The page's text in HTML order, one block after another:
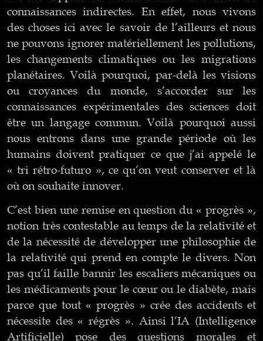
connaissances indirectes. En effet, nous vivons
des choses ici avec le savoir de l’ailleurs et nous
ne pouvons ignorer matériellement les pollutions,
les changements climatiques ou les migrations
planétaires. Voilà pourquoi, par-delà les visions
ou croyances du monde, s’accorder sur les
connaissances expérimentales des sciences doit
être un langage commun. Voilà pourquoi aussi
nous entrons dans une grande période où les
humains doivent pratiquer ce que j’ai appelé le
« tri rétro-futuro », ce qu’on veut conserver et là
où on souhaite innover.
C’est bien une remise en question du « progrès »,
notion très contestable au temps de la relativité et
de la nécessité de développer une philosophie de
la relativité qui prend en compte le divers. Non
pas qu’il faille bannir les escaliers mécaniques ou
les médicaments pour le cœur ou le diabète, mais
parce que tout « progrès » crée des accidents et
nécessite des « régrès ». Ainsi l’IA (Intelligence
Artificielle) pose des questions morales et